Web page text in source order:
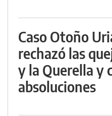
Caso Otoño
rechazó las
y la Querella y
absoluciones